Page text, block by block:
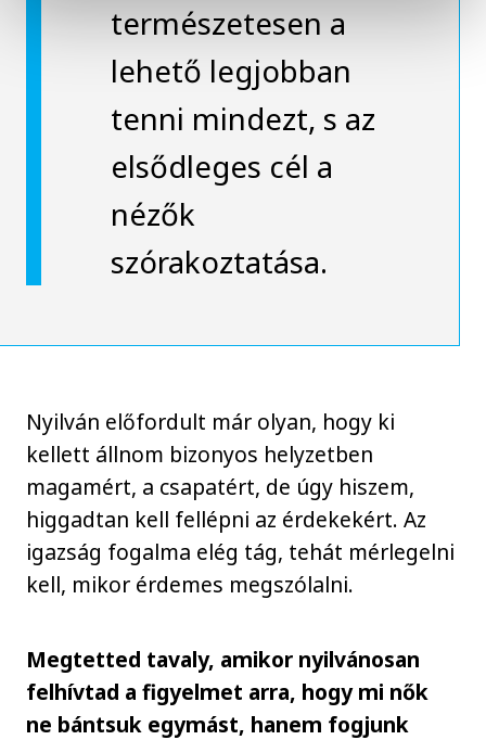
természetesen a
lehető legjobban
tenni mindezt, s az
elsődleges cél a
nézők
szórakoztatása.
Nyilván előfordult már olyan, hogy ki
kellett állnom bizonyos helyzetben
magamért, a csapatért, de úgy hiszem,
higgadtan kell fellépni az érdekekért. Az
igazság fogalma elég tág, tehát mérlegelni
kell, mikor érdemes megszólalni.
Megtetted tavaly, amikor nyilvánosan
felhívtad a figyelmet arra, hogy mi nők
ne bántsuk egymást, hanem fogjunk